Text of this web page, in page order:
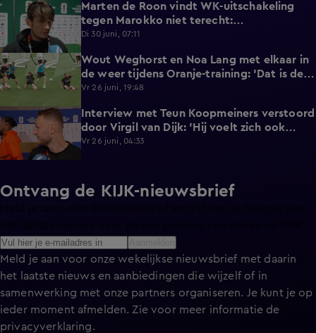
3:26
Marten de Roon vindt WK-uitschakeling
tegen Marokko niet terecht:
'Gelijkwaardige pot'
Di 30 juni, 07:11
2:58
Wout Weghorst en Noa Lang met elkaar in
de weer tijdens Oranje-training: 'Dat is de
tweede keer!'
Vr 26 juni, 19:48
2:43
Interview met Teun Koopmeiners verstoord
door Virgil van Dijk: 'Hij voelt zich ook
lekker!'
Vr 26 juni, 04:33
Ontvang de KIJK-nieuwsbrief
Meld je aan voor onze wekelijkse nieuwsbrief met daarin
het laatste nieuws en aanbiedingen die wijzelf of in
samenwerking met onze partners organiseren. Je kunt je op
ieder moment afmelden. Zie voor meer informatie de
privacyverklaring.